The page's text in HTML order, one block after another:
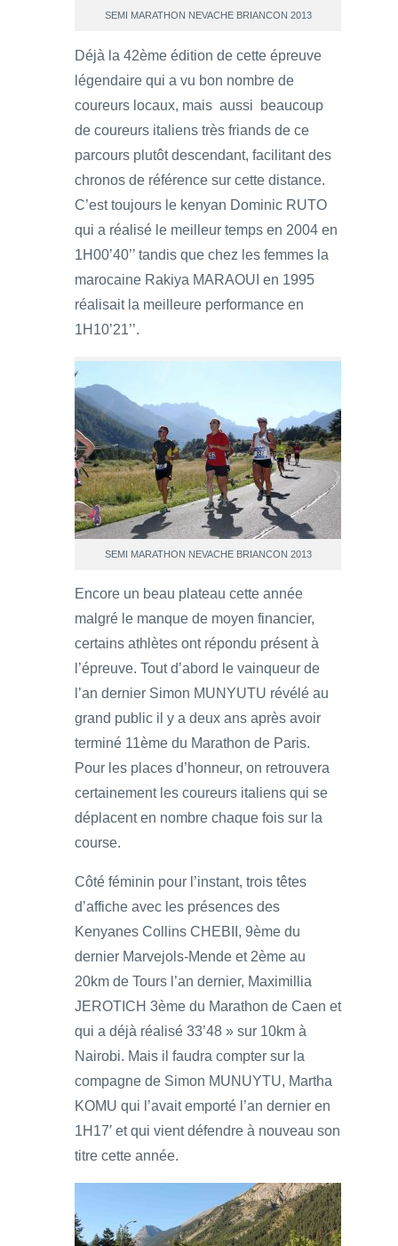
SEMI MARATHON NEVACHE BRIANCON 2013
Déjà la 42ème édition de cette épreuve
légendaire qui a vu bon nombre de
coureurs locaux, mais aussi beaucoup
de coureurs italiens très friands de ce
parcours plutôt descendant, facilitant des
chronos de référence sur cette distance.
C’est toujours le kenyan Dominic RUTO
qui a réalisé le meilleur temps en 2004 en
1H00’40’’ tandis que chez les femmes la
marocaine Rakiya MARAOUI en 1995
réalisait la meilleure performance en
1H10’21’’.
SEMI MARATHON NEVACHE BRIANCON 2013
Encore un beau plateau cette année
malgré le manque de moyen financier,
certains athlètes ont répondu présent à
l’épreuve. Tout d’abord le vainqueur de
l’an dernier Simon MUNYUTU révélé au
grand public il y a deux ans après avoir
terminé 11ème du Marathon de Paris.
Pour les places d’honneur, on retrouvera
certainement les coureurs italiens qui se
déplacent en nombre chaque fois sur la
course.
Côté féminin pour l’instant, trois têtes
d’affiche avec les présences des
Kenyanes Collins CHEBII, 9ème du
dernier Marvejols-Mende et 2ème au
20km de Tours l’an dernier, Maximillia
JEROTICH 3ème du Marathon de Caen et
qui a déjà réalisé 33’48 » sur 10km à
Nairobi. Mais il faudra compter sur la
compagne de Simon MUNUYTU, Martha
KOMU qui l’avait emporté l’an dernier en
1H17′ et qui vient défendre à nouveau son
titre cette année.